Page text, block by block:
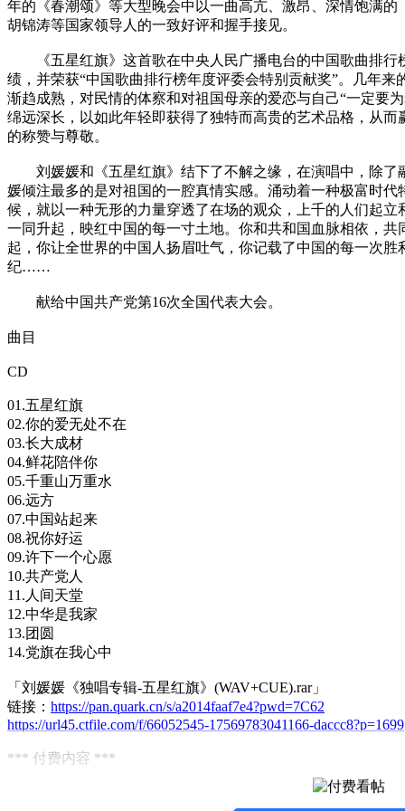
年的《春潮颂》等大型晚会中以一曲高亢、激昂、深情饱满
胡锦涛等国家领导人的一致好评和握手接见。
《五星红旗》这首歌在中央人民广播电台的中国歌曲排行
绩，并荣获“中国歌曲排行榜年度评委会特别贡献奖”。几年
渐趋成熟，对民情的体察和对祖国母亲的爱恋与自己“一定要
绵远深长，以如此年轻即获得了独特而高贵的艺术品格，从
的称赞与尊敬。
刘媛媛和《五星红旗》结下了不解之缘，在演唱中，除了
媛倾注最多的是对祖国的一腔真情实感。涌动着一种极富时
候，就以一种无形的力量穿透了在场的观众，上千的人们起
一同升起，映红中国的每一寸土地。你和共和国血脉相依，
起，你让全世界的中国人扬眉吐气，你记载了中国的每一次
纪……
献给中国共产党第16次全国代表大会。
曲目
CD
01.五星红旗
02.你的爱无处不在
03.长大成材
04.鲜花陪伴你
05.千重山万重水
06.远方
07.中国站起来
08.祝你好运
09.许下一个心愿
10.共产党人
11.人间天堂
12.中华是我家
13.团圆
14.党旗在我心中
「刘媛媛《独唱专辑-五星红旗》(WAV+CUE).rar」
链接： https://pan.quark.cn/s/a2014faaf7e4?pwd=7C62
https://url45.ctfile.com/f/66052545-17569783041166-daccc8?p=1699
*** 付费内容 ***